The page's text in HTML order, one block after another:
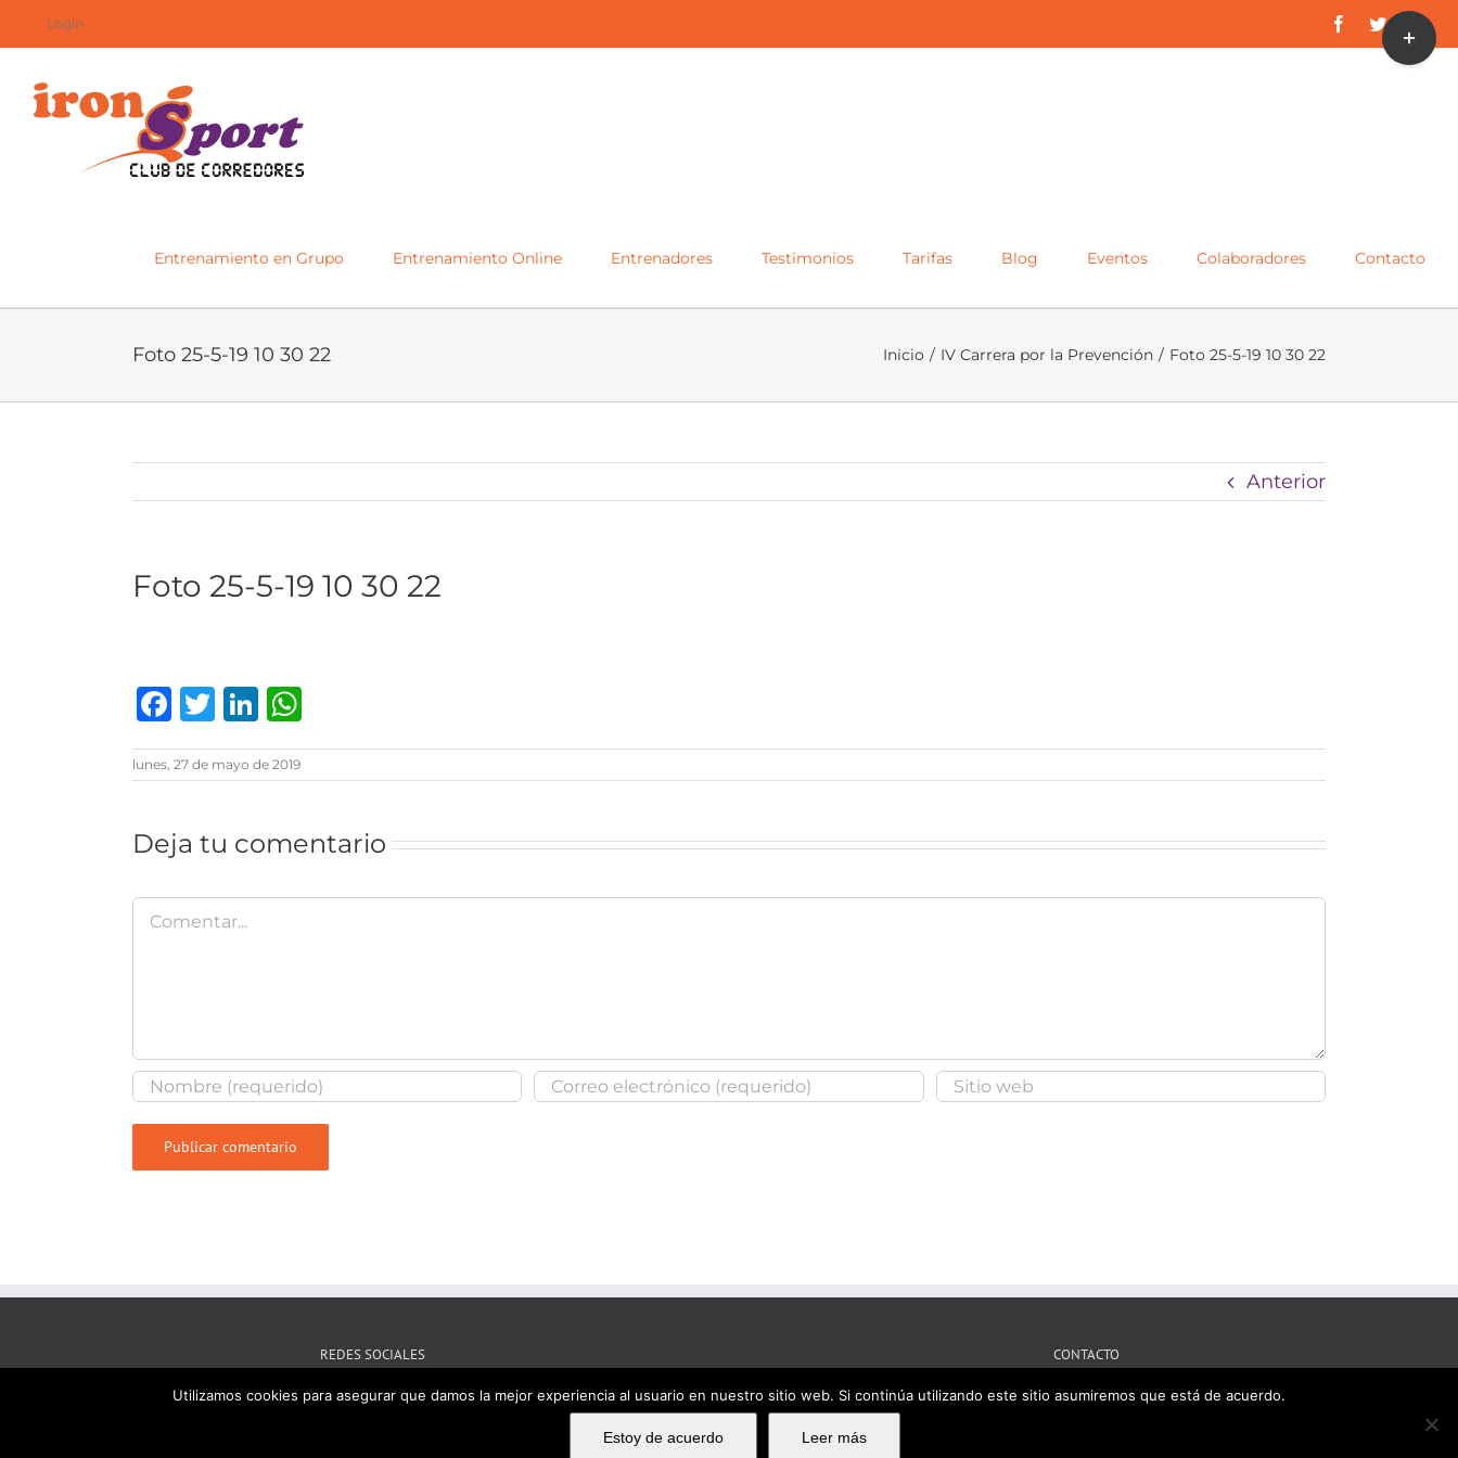
Saltar
al
Login FacebookTwitter
Entrenamiento en Grupo Entrenamiento Online Entrenadores Testimonios Tarifas Blog Eventos Colaboradores Contacto
Foto 25-5-19 10 30 22 Inicio / IV Carrera por la Prevención / Foto 25-5-19 10 30 22
Anterior
Foto 25-5-19 10 30 22
Facebook
TwitterLinkedIn
lunes, 27 de mayo de 2019
Deja tu comentario
Comentar
REDES SOCIALES CONTACTO
Tres Cantos, Madrid
Toggle
Sliding
Utilizamos cookies para asegurar que damos la mejor experiencia al usuario en nuestro sitio web. Si continúa utilizando este sitio asumiremos que está de acuerdo.
Estoy de acuerdo Leer más